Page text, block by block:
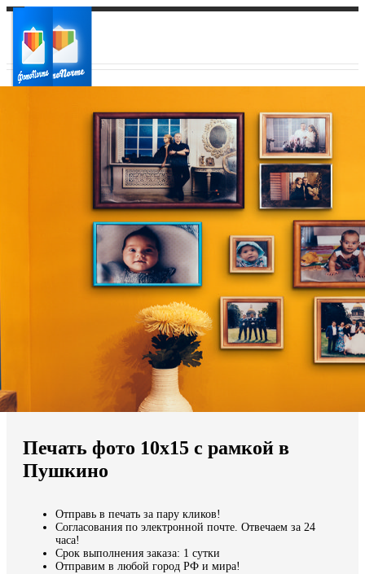
Ваш регион доставки
Выберите из списка:
Мы доставляем по всему миру
Продолжить без города
Печать фото 10х15 с рамкой в
Пушкино
Отправь в печать за пару кликов!
Согласования по электронной почте. Отвечаем за 24
часа!
Срок выполнения заказа: 1 сутки
Отправим в любой город РФ и мира!